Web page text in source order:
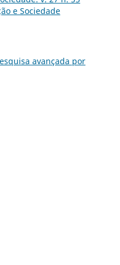
e Sociedade
avançada por